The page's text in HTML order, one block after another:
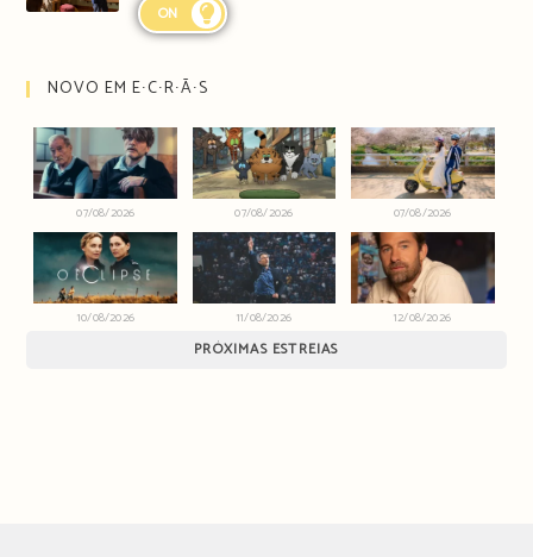
ON
NOVO EM E∙C∙R∙Ã∙S
07/08/2026 07/08/2026 07/08/2026
10/08/2026 11/08/2026 12/08/2026
PRÓXIMAS ESTREIAS